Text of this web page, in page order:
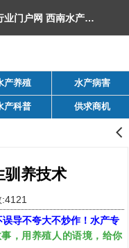
西南渔业网 水产养殖专业网 渔业行业门户网 ​西南水产网 丰祥渔业网 永川水花网，欢迎光临！
产养殖 水产病害
产科普 供求商机
󰊒
驯养技术
导不夸大不炒作！水产专
，用养殖人的语境，给你